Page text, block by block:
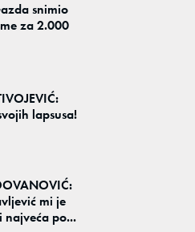
snimio
za 2.000
lapsusa!
mi je
po...